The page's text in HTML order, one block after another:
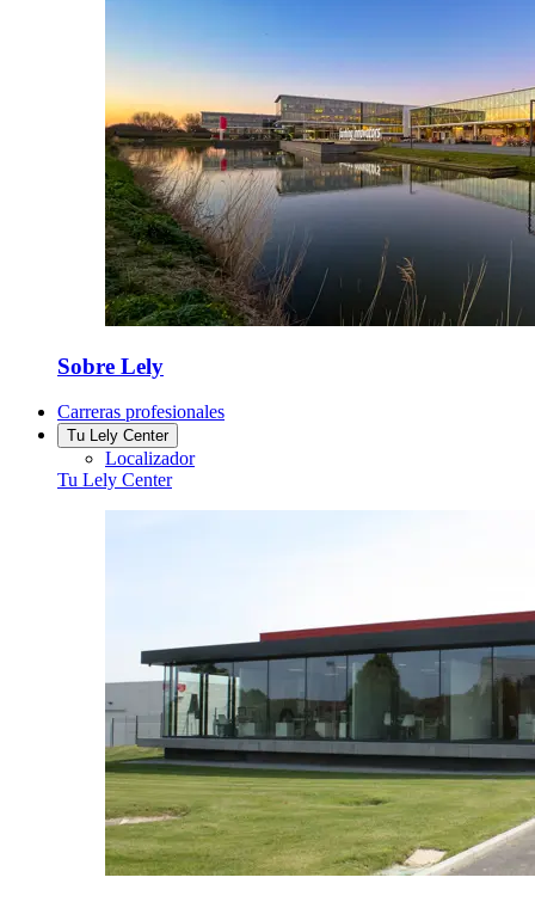
Sobre Lely
Carreras profesionales
Tu Lely Center
Localizador
Tu Lely Center